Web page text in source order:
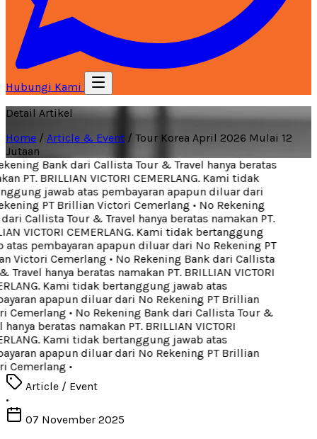
Hubungi Kami
Detail Artikel
Home / Article & Event / Tour Korea April 2026 Mulai 12
Jutaan
Bank dari Callista Tour & Travel hanya beratas
PT. BRILLIAN VICTORI CEMERLANG. Kami tidak
jawab atas pembayaran apapun diluar dari
PT Brillian Victori Cemerlang• No Rekening
Callista Tour & Travel hanya beratas namakan PT.
VICTORI CEMERLANG. Kami tidak bertanggung
pembayaran apapun diluar dari No Rekening PT
Victori Cemerlang• No Rekening Bank dari Callista
Travel hanya beratas namakan PT. BRILLIAN VICTORI
Kami tidak bertanggung jawab atas
apapun diluar dari No Rekening PT Brillian
Cemerlang• No Rekening Bank dari Callista Tour &
beratas namakan PT. BRILLIAN VICTORI
Kami tidak bertanggung jawab atas
apapun diluar dari No Rekening PT Brillian
Cemerlang•
Article / Event
•
07 November 2025